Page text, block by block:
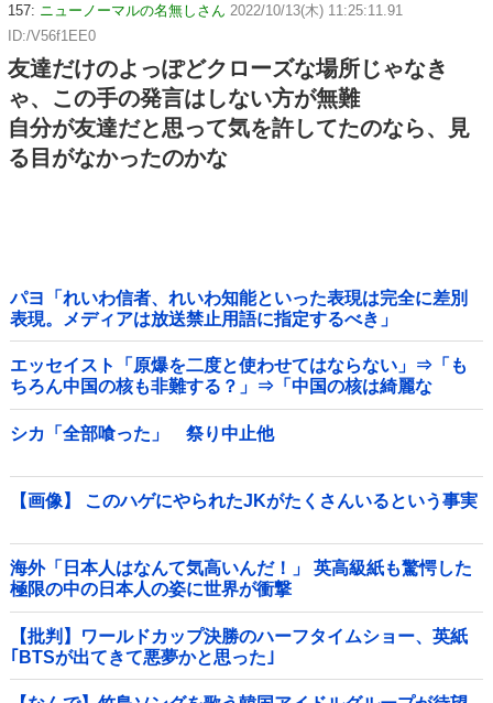
157: ニューノーマルの名無しさん 2022/10/13(木) 11:25:11.91
ID:/V56f1EE0
友達だけのよっぽどクローズな場所じゃなき
ゃ、この手の発言はしない方が無難
自分が友達だと思って気を許してたのなら、見
る目がなかったのかな
パヨ「れいわ信者、れいわ知能といった表現は完全に差別
表現。メディアは放送禁止用語に指定するべき」
エッセイスト「原爆を二度と使わせてはならない」⇒「も
ちろん中国の核も非難する？」⇒「中国の核は綺麗な
核！」
シカ「全部喰った」 祭り中止他
【画像】 このハゲにやられたJKがたくさんいるという事実
海外「日本人はなんて気高いんだ！」 英高級紙も驚愕した
極限の中の日本人の姿に世界が衝撃
【批判】ワールドカップ決勝のハーフタイムショー、英紙
｢BTSが出てきて悪夢かと思った｣